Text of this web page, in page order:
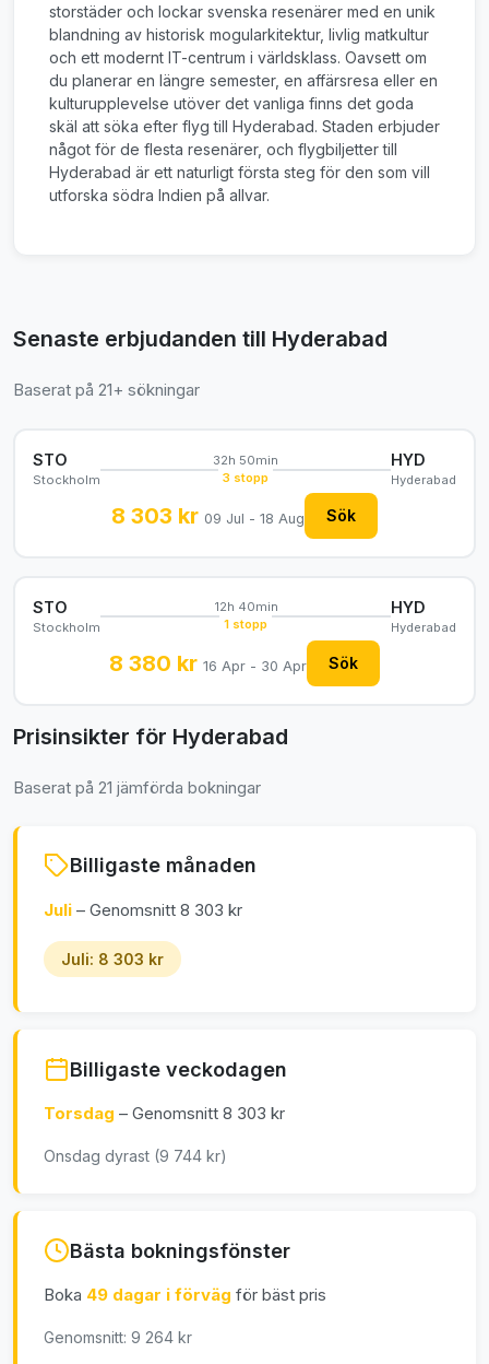
storstäder och lockar svenska resenärer med en unik
blandning av historisk mogularkitektur, livlig matkultur
och ett modernt IT-centrum i världsklass. Oavsett om
du planerar en längre semester, en affärsresa eller en
kulturupplevelse utöver det vanliga finns det goda
skäl att söka efter flyg till Hyderabad. Staden erbjuder
något för de flesta resenärer, och flygbiljetter till
Hyderabad är ett naturligt första steg för den som vill
utforska södra Indien på allvar.
Senaste erbjudanden till Hyderabad
Baserat på 21+ sökningar
STO
Stockholm
32h 50min
3 stopp
HYD
Hyderabad
8 303 kr 09 Jul - 18 Aug Sök
STO
Stockholm
12h 40min
1 stopp
HYD
Hyderabad
8 380 kr 16 Apr - 30 Apr Sök
Prisinsikter för Hyderabad
Baserat på 21 jämförda bokningar
Billigaste månaden
Juli – Genomsnitt 8 303 kr
Juli: 8 303 kr
Billigaste veckodagen
Torsdag – Genomsnitt 8 303 kr
Onsdag dyrast (9 744 kr)
Bästa bokningsfönster
Boka 49 dagar i förväg för bäst pris
Genomsnitt: 9 264 kr